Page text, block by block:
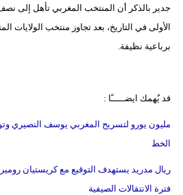
جدير بالذكر أن المنتخب المغربي تأهل إلى نصف
الأولى في التاريخ، بعد تجاوز منتخب الولايات
برباعية نظيفة.
قد يٌهمك ايضـــــًا :
مليون يورو لتسريح المغربي يوسف النصيري
الخط
ريال مدريد يستهدف التوقيع مع كريستيان
فترة الانتقالات الصيفية